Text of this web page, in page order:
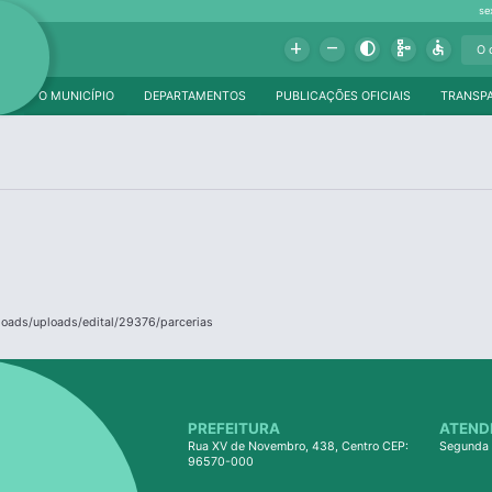
Add Remove Contrast Schema Accessible
PUBLICAÇÕES OFICIAIS
DEPARTAMENTOS
O MUNICÍPIO
uploads/edital/29376/parcerias
PREFEITURA
Rua XV de Novembro, 438, Centro CEP:
96570-000
Segunda